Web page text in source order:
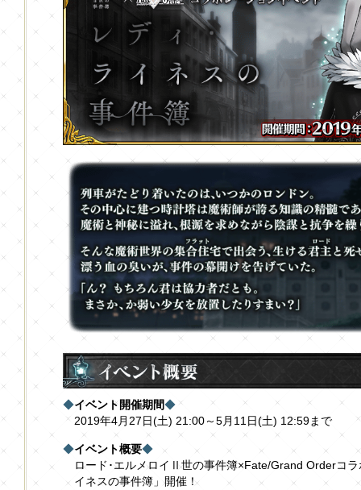
◆イベント開催期間◆
2019年4月27日(土) 21:00～5月11日(土) 12:59まで
◆イベント概要◆
ロード･エルメロイⅡ世の事件簿×Fate/Grand Orderコ
イネスの事件簿」開催！